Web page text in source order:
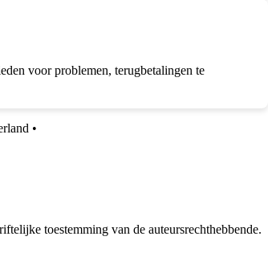
voor problemen, terugbetalingen te
•
toestemming van de auteursrechthebbende.